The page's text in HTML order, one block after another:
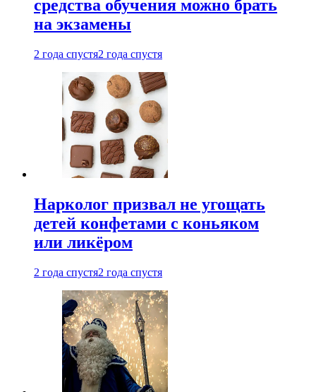
средства обучения можно брать
на экзамены
2 года спустя2 года спустя
Нарколог призвал не угощать
детей конфетами с коньяком
или ликёром
2 года спустя2 года спустя